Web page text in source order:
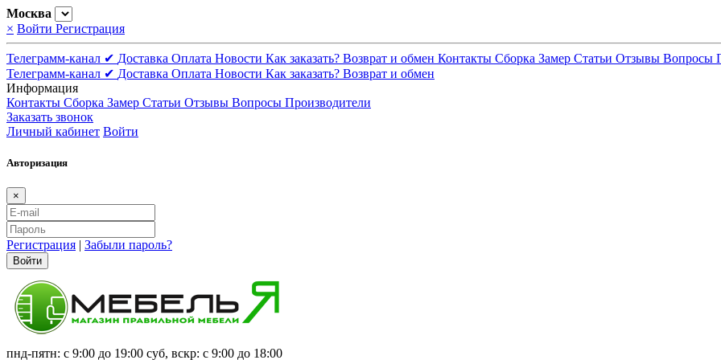
Москва
× Войти Регистрация
Телеграмм-канал ✔ Доставка Оплата Новости Как заказать? Возврат и обмен Контакты Сборка Замер Статьи Отзывы Вопросы
Телеграмм-канал ✔ Доставка Оплата Новости Как заказать? Возврат и обмен
Информация
Контакты Сборка Замер Статьи Отзывы Вопросы Производители
Заказать звонок
Личный кабинет Войти
Авторизация
×
Регистрация | Забыли пароль?
Войти
пнд-пятн: с 9:00 до 19:00 суб, вскр: с 9:00 до 18:00